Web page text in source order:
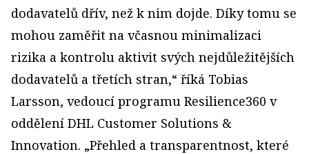
dodavatelů dřív, než k nim dojde. Díky tomu se
mohou zaměřit na včasnou minimalizaci
rizika a kontrolu aktivit svých nejdůležitějších
dodavatelů a třetích stran,“ říká Tobias
Larsson, vedoucí programu Resilience360 v
oddělení DHL Customer Solutions &
Innovation. „Přehled a transparentnost, které